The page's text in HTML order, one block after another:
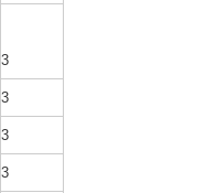
3
3
3
3